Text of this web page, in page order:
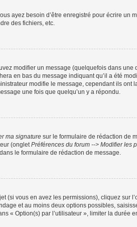
ayez besoin d’être enregistré pour écrire un
des fichiers, etc.
modifier un message (quelquefois dans
en bas du message indiquant qu’il a été
modifie le message, cependant ils ont
une fois que quelqu’un y a répondu.
ma signature sur le formulaire de rédaction de
(ongletPréférences du forum --> Modifier les
dans le formulaire de rédaction de message.
(si vous en avez les permissions), cliquez sur
et au moins deux options possibles,
« Option(s) par l’utilisateur », limiter la durée